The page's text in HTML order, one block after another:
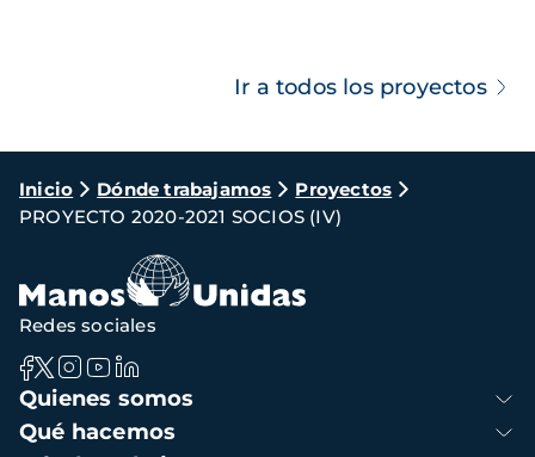
Ir a todos los proyectos
Ruta
de
navegación
Inicio Dónde trabajamos
Proyectos
PROYECTO 2020-2021 SOCIOS (IV)
Navegación
principal
Quienes somos
Qué hacemos
Redes sociales